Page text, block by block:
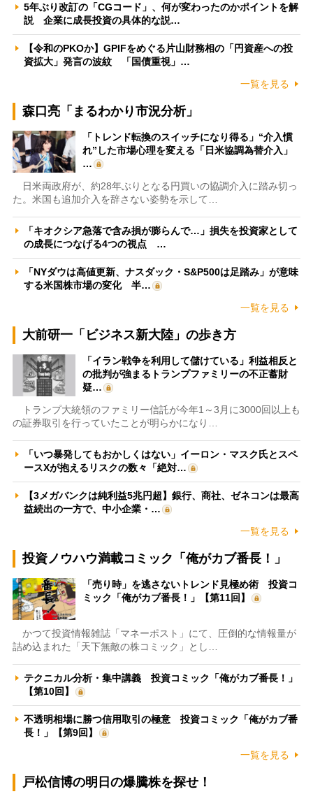
5年ぶり改訂の「CGコード」、何が変わったのかポイントを解
説 企業に成長投資の具体的な説…
【令和のPKOか】GPIFをめぐる片山財務相の「円資産への投
資拡大」発言の波紋 「国債重視」…
一覧を見る
森口亮「まるわかり市況分析」
「トレンド転換のスイッチになり得る」“介入慣
れ”した市場心理を変える「日米協調為替介入」
…
日米両政府が、約28年ぶりとなる円買いの協調介入に踏み切っ
た。米国も追加介入を辞さない姿勢を示して…
「キオクシア急落で含み損が膨らんで…」損失を投資家として
の成長につなげる4つの視点 …
「NYダウは高値更新、ナスダック・S&P500は足踏み」が意味
する米国株市場の変化 半…
一覧を見る
大前研一「ビジネス新大陸」の歩き方
「イラン戦争を利用して儲けている」利益相反と
の批判が強まるトランプファミリーの不正蓄財
疑…
トランプ大統領のファミリー信託が今年1～3月に3000回以上も
の証券取引を行っていたことが明らかになり…
「いつ暴発してもおかしくはない」イーロン・マスク氏とスペ
ースXが抱えるリスクの数々「絶対…
【3メガバンクは純利益5兆円超】銀行、商社、ゼネコンは最高
益続出の一方で、中小企業・…
一覧を見る
投資ノウハウ満載コミック「俺がカブ番長！」
「売り時」を逃さないトレンド見極め術 投資コ
ミック「俺がカブ番長！」【第11回】
かつて投資情報雑誌「マネーポスト」にて、圧倒的な情報量が
詰め込まれた「天下無敵の株コミック」とし…
テクニカル分析・集中講義 投資コミック「俺がカブ番長！」
【第10回】
不透明相場に勝つ信用取引の極意 投資コミック「俺がカブ番
長！」【第9回】
一覧を見る
戸松信博の明日の爆騰株を探せ！